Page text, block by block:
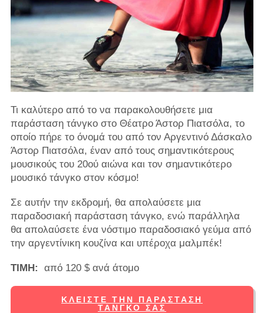
Τι καλύτερο από το να παρακολουθήσετε μια
παράσταση τάνγκο στο Θέατρο Άστορ Πιατσόλα, το
οποίο πήρε το όνομά του από τον Αργεντινό Δάσκαλο
Άστορ Πιατσόλα, έναν από τους σημαντικότερους
μουσικούς του 20ού αιώνα και τον σημαντικότερο
μουσικό τάνγκο στον κόσμο!
Σε αυτήν την εκδρομή, θα απολαύσετε μια
παραδοσιακή παράσταση τάνγκο, ενώ παράλληλα
θα απολαύσετε ένα νόστιμο παραδοσιακό γεύμα από
την αργεντίνικη κουζίνα και υπέροχα μαλμπέκ!
ΤΙΜΗ: από 120 $ ανά άτομο
ΚΛΕΊΣΤΕ ΤΗΝ ΠΑΡΆΣΤΑΣΗ
ΤΆΝΓΚΟ ΣΑΣ